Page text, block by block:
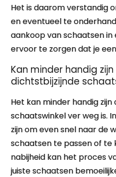
Het is daarom verstandig
en eventueel te
aankoop van schaatsen in
ervoor te zorgen dat je
Kan minder handig
dichtstbijzijnde
Het kan minder handig
schaatswinkel ver weg is.
zijn om even snel naar de
schaatsen te passen of te
nabijheid kan het proces
juiste schaatsen